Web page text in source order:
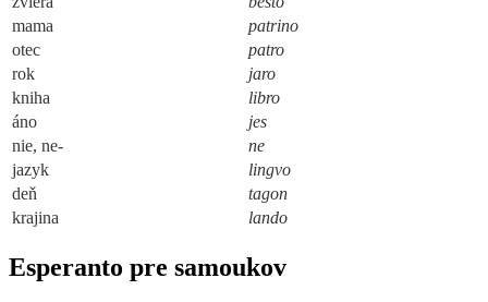
mama
patrino
otec
patro
rok
jaro
kniha
libro
áno
jes
nie, ne-
ne
jazyk
lingvo
deň
tagon
krajina
lando
Esperanto pre samoukov